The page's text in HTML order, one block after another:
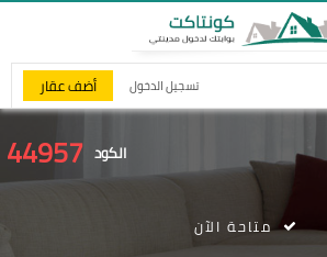
تسجيل الدخول أضف عقار
الكود 44957
متاحة الآن